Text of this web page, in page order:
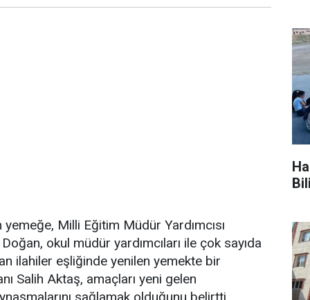
Milli Eğitim Müdür Yardımcısı
okul müdür yardımcıları ile çok sayıda
ilahiler eşliğinde yenilen yemekte bir
Salih Aktaş, amaçları yeni gelen